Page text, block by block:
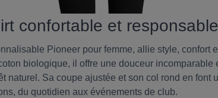
confortable et responsable
Pioneer pour femme, allie style, confort
biologique, il offre une douceur incomparable
naturel. Sa coupe ajustée et son col rond en font
du quotidien aux événements de club.